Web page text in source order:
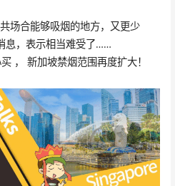
场合能够吸烟的地方，又更少
息，表示相当难受了……
， 新加坡禁烟范围再度扩大！